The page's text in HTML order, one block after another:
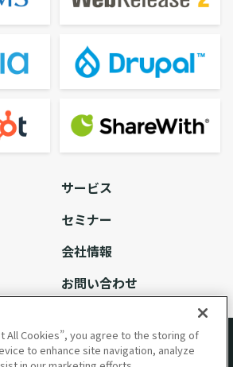
サービス
セミナー
会社情報
お問い合わせ
All Cookies”, you agree to the storing of
to enhance site navigation, analyze